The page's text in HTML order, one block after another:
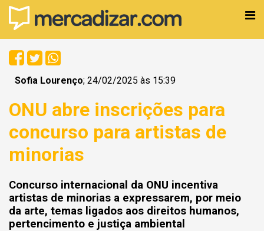
Sofia Lourenço; 24/02/2025 às 15:39
ONU abre inscrições para
concurso para artistas de
minorias
Concurso internacional da ONU incentiva
artistas de minorias a expressarem, por meio
da arte, temas ligados aos direitos humanos,
pertencimento e justiça ambiental